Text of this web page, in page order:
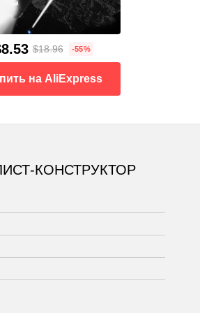
$18.96 -55%
на AliExpress
КОНСТРУКТОР